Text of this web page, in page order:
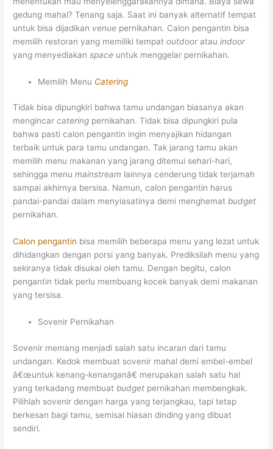
gedung mahal? Tenang saja. Saat ini banyak alternatif tempat
untuk bisa dijadikan venue pernikahan. Calon pengantin bisa
memilih restoran yang memiliki tempatoutdooratauindoor
yang menyediakanspace untuk menggelar pernikahan.
Memilih Menu Catering
Tidak bisa dipungkiri bahwa tamu undangan biasanya akan
mengincarcatering pernikahan. Tidak bisa dipungkiri pula
bahwa pasti calon pengantin ingin menyajikan hidangan
terbaik untuk para tamu undangan. Tak jarang tamu akan
memilih menu makanan yang jarang ditemui sehari-hari,
sehingga menumainstream lainnya cenderung tidak terjamah
sampai akhirnya bersisa. Namun, calon pengantin harus
pandai-pandai dalam menyiasatinya demi menghematbudget
pernikahan.
Calon pengantin bisa memilih beberapa menu yang lezat untuk
dihidangkan dengan porsi yang banyak. Prediksilah menu yang
sekiranya tidak disukai oleh tamu. Dengan begitu, calon
pengantin tidak perlu membuang kocek banyak demi makanan
yang tersisa.
Sovenir Pernikahan
Sovenir memang menjadi salah satu incaran dari tamu
undangan. Kedok membuat sovenir mahal demi embel-embel
â€œuntuk kenang-kenanganâ€ merupakan salah satu hal
yang terkadang membuat budget pernikahan membengkak.
Pilihlah sovenir dengan harga yang terjangkau, tapi tetap
berkesan bagi tamu, semisal hiasan dinding yang dibuat
sendiri.